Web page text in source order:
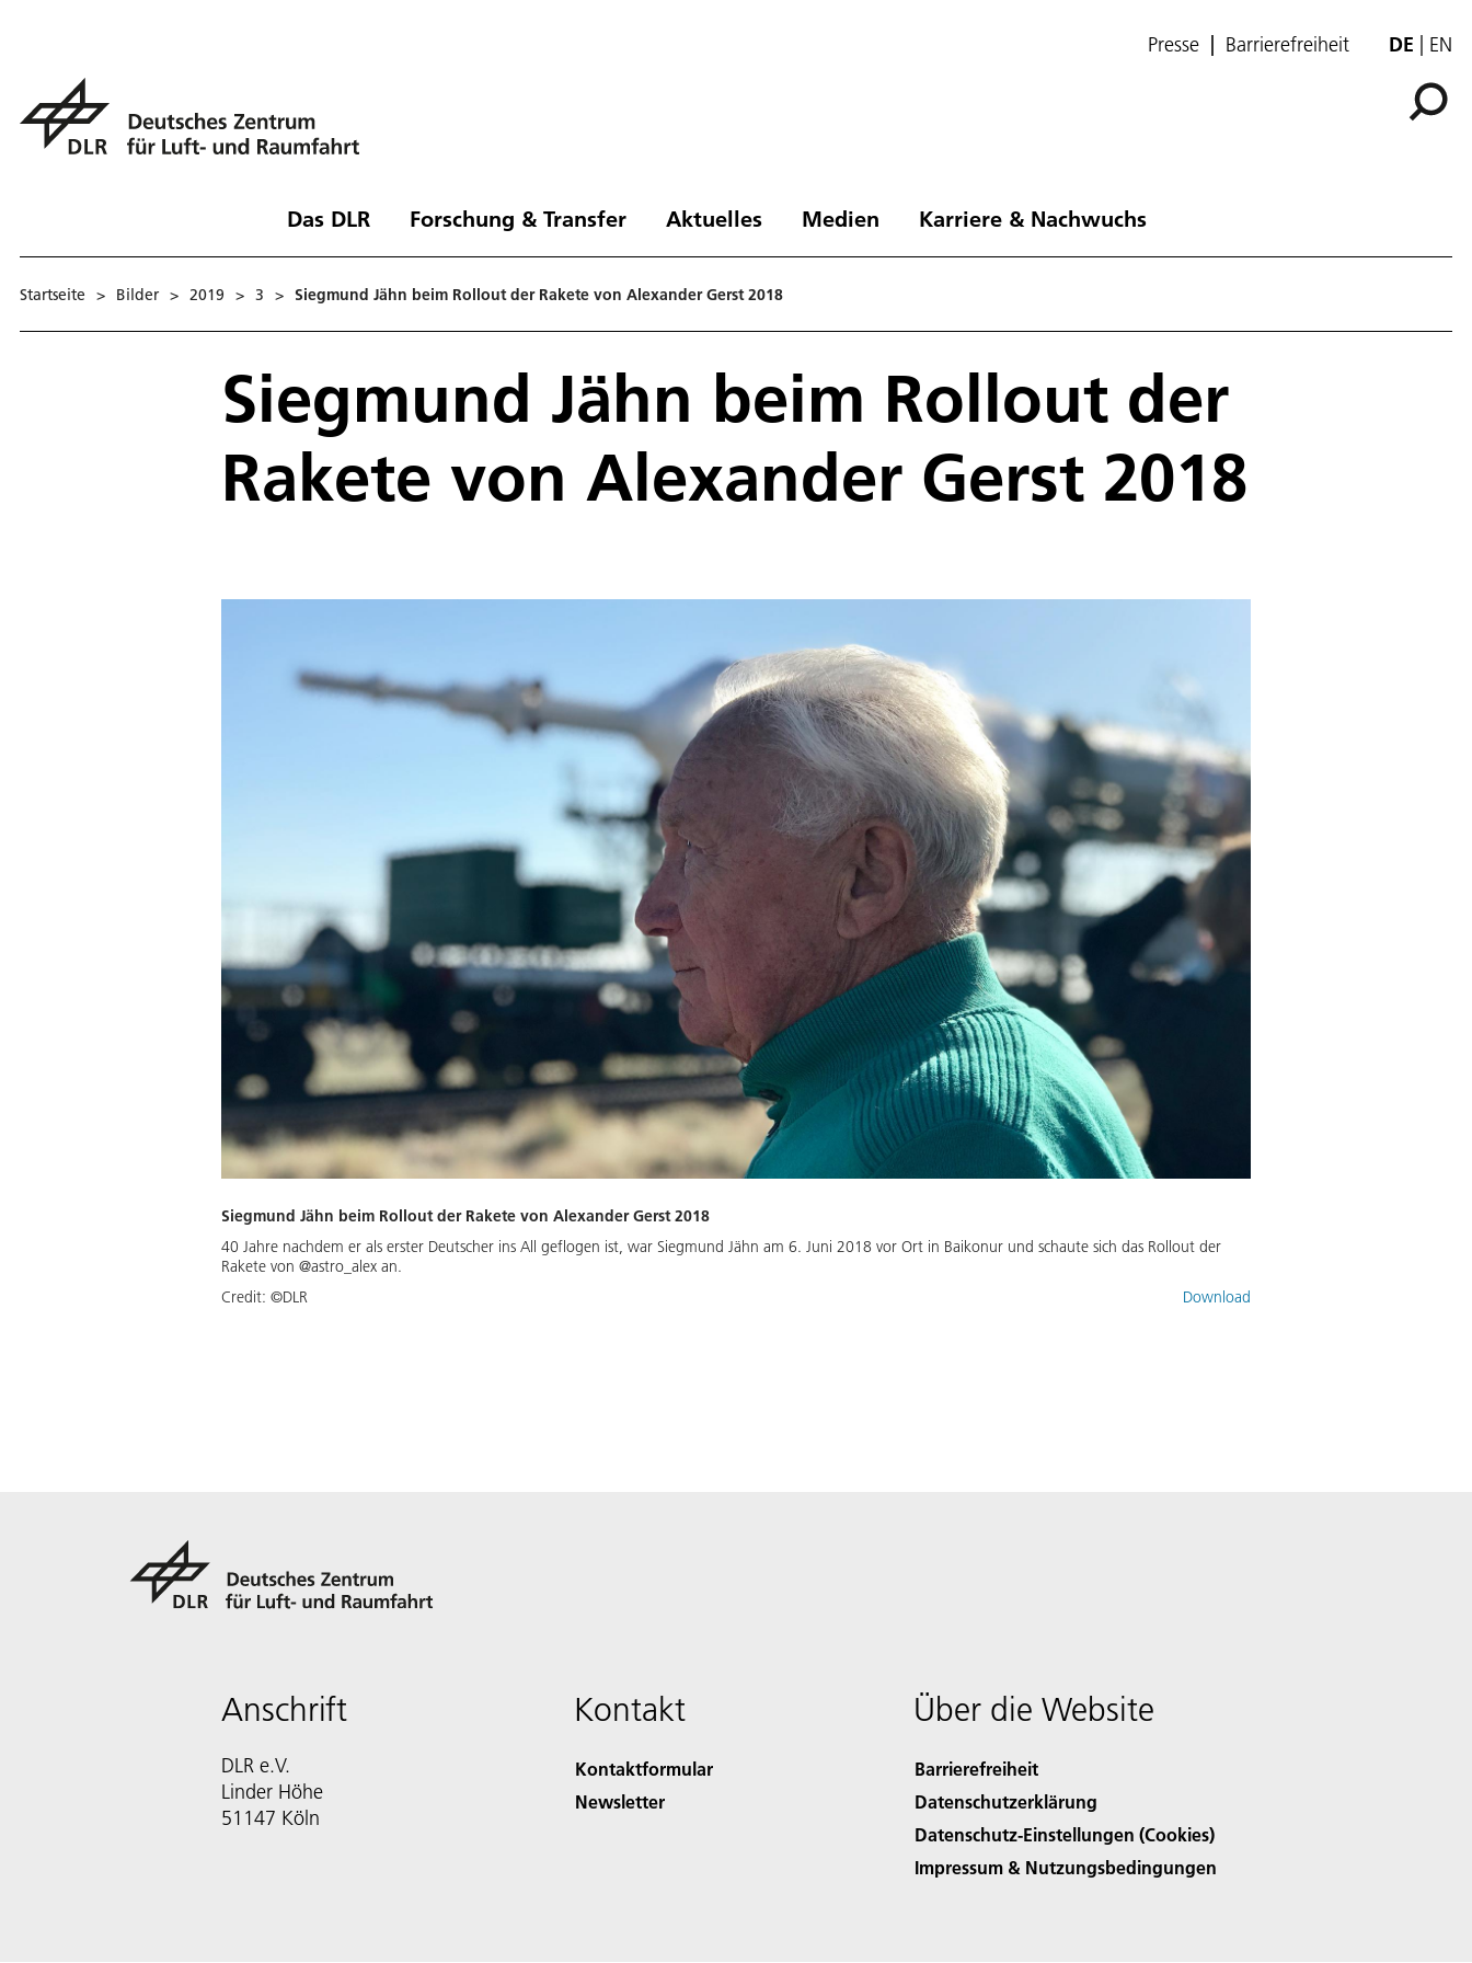
Presse Barrierefreiheit DE EN
Das DLR Forschung & Transfer Aktuelles Medien Karriere & Nachwuchs
Startseite > Bilder > 2019 > 3 > Siegmund Jähn beim Rollout der Rakete von Alexander Gerst 2018
Siegmund Jähn beim Rollout der
Rakete von Alexander Gerst 2018
Siegmund Jähn beim Rollout der Rakete von Alexander Gerst 2018
40 Jahre nachdem er als erster Deutscher ins All geflogen ist, war Siegmund Jähn am 6. Juni 2018 vor Ort in Baikonur und schaute sich das Rollout der
Rakete von @astro_alex an.
Credit: ©DLR Download
Anschrift
DLR e.V.
Linder Höhe
51147 Köln
Kontakt
Kontaktformular
Newsletter
Über die Website
Barrierefreiheit
Datenschutzerklärung
Datenschutz-Einstellungen (Cookies)
Impressum & Nutzungsbedingungen